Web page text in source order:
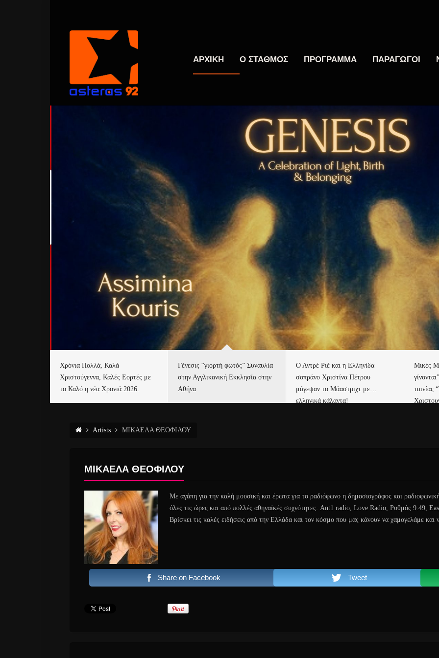
ΑΡΧΙΚΗ Ο ΣΤΑΘΜΟΣ ΠΡΟΓΡΑΜΜΑ ΠΑΡΑΓΩΓΟΙ
Χρόνια Πολλά, Καλά
Χριστούγεννα, Καλές Εορτές με
το Καλό η νέα Χρονιά 2026.
Γένεσις “γιορτή φωτός” Συναυλία
στην Αγγλικανική Εκκλησία στην
Αθήνα
Ο Αντρέ Ριέ και η Ελληνίδα
σοπράνο Χριστίνα Πέτρου
μάγεψαν το Μάαστριχτ με…
ελληνικά κάλαντα!
Μικές
ταινίας
Artists ΜΙΚΑΕΛΑ ΘΕΟΦΙΛΟΥ
ΜΙΚΑΕΛΑ ΘΕΟΦΙΛΟΥ
Με αγάπη για την καλή μουσική και έρωτα για το ραδιόφωνο η δημοσιογράφος και
όλες τις ώρες και από πολλές αθηναϊκές συχνότητες: Ant1 radio, Love Radio, Ρυθμός 9.49,
Βρίσκει τις καλές ειδήσεις από την Ελλάδα και τον κόσμο που μας κάνουν να χαμογελάμε και
Share on Facebook Tweet